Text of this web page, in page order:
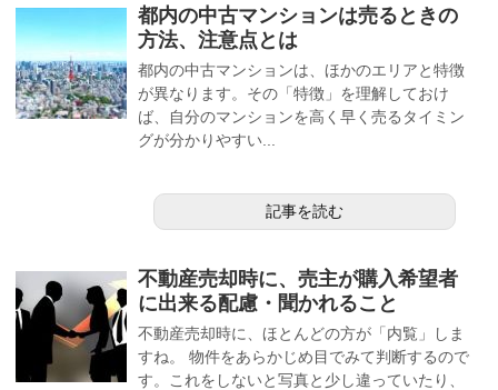
都内の中古マンションは売るときの
方法、注意点とは
都内の中古マンションは、ほかのエリアと特徴
が異なります。その「特徴」を理解しておけ
ば、自分のマンションを高く早く売るタイミン
グが分かりやすい...
記事を読む
不動産売却時に、売主が購入希望者
に出来る配慮・聞かれること
不動産売却時に、ほとんどの方が「内覧」しま
すね。 物件をあらかじめ目でみて判断するので
す。これをしないと写真と少し違っていたり、